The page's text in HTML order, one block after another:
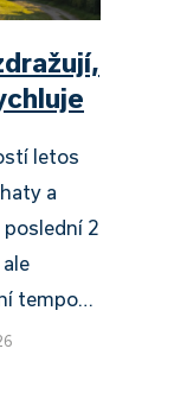
letos
a
2
tempo…